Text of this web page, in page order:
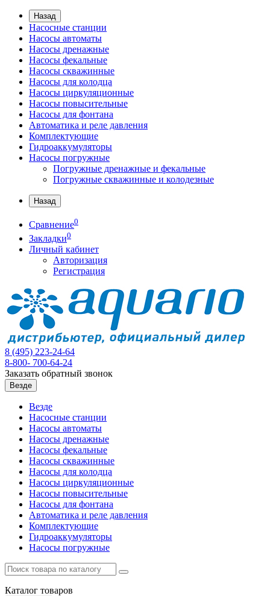
Назад
Насосные станции
Насосы автоматы
Насосы дренажные
Насосы фекальные
Насосы скважинные
Насосы для колодца
Насосы циркуляционные
Насосы повысительные
Насосы для фонтана
Автоматика и реле давления
Комплектующие
Гидроаккумуляторы
Насосы погружные
Погружные дренажные и фекальные
Погружные скважинные и колодезные
Назад
Сравнение0
Закладки0
Личный кабинет
Авторизация
Регистрация
8 (495) 223-24-64
8-800- 700-64-24
Заказать обратный звонок
Везде
Везде
Насосные станции
Насосы автоматы
Насосы дренажные
Насосы фекальные
Насосы скважинные
Насосы для колодца
Насосы циркуляционные
Насосы повысительные
Насосы для фонтана
Автоматика и реле давления
Комплектующие
Гидроаккумуляторы
Насосы погружные
Каталог товаров